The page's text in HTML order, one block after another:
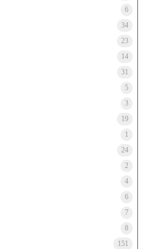
6
34
23
14
31
5
3
19
1
24
2
4
6
7
8
151